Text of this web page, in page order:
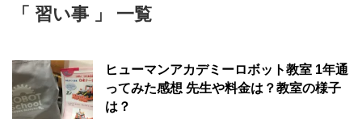
「 習い事 」 一覧
ヒューマンアカデミーロボット教室 1年通
ってみた感想 先生や料金は？教室の様子
は？